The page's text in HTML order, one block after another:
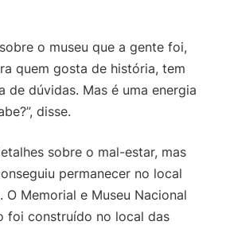
o museu que a gente foi,
quem gosta de história, tem
de dúvidas. Mas é uma energia
disse.
sobre o mal-estar, mas
permanecer no local
Memorial e Museu Nacional
foi construído no local das